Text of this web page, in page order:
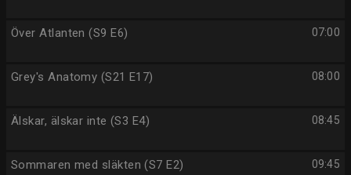
07:00
Över Atlanten (S9 E6)
08:00
Grey's Anatomy (S21 E17)
08:45
Älskar, älskar inte (S3 E4)
09:45
Sommaren med släkten (S7 E2)